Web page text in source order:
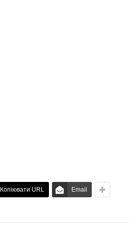
Копіювати URL Email